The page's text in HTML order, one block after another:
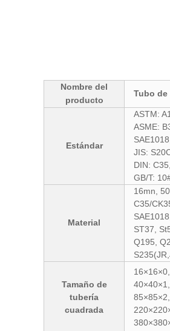
Nombre del
producto
Tubo
Estándar
ASTM:
ASME:
JIS:
DIN:
GB/T:
Material
16mn,
C35/
ST37,
Q195,
Tamaño de
tubería
cuadrada